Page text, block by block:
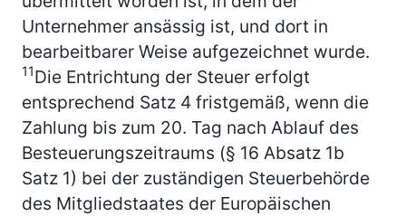
Unternehmer ansässig ist, und dort in
bearbeitbarer Weise aufgezeichnet wurde.
11Die Entrichtung der Steuer erfolgt
entsprechend Satz 4 fristgemäß, wenn die
Zahlung bis zum 20. Tag nach Ablauf des
Besteuerungszeitraums (§ 16 Absatz 1b
Satz 1) bei der zuständigen Steuerbehörde
des Mitgliedstaates der Europäischen